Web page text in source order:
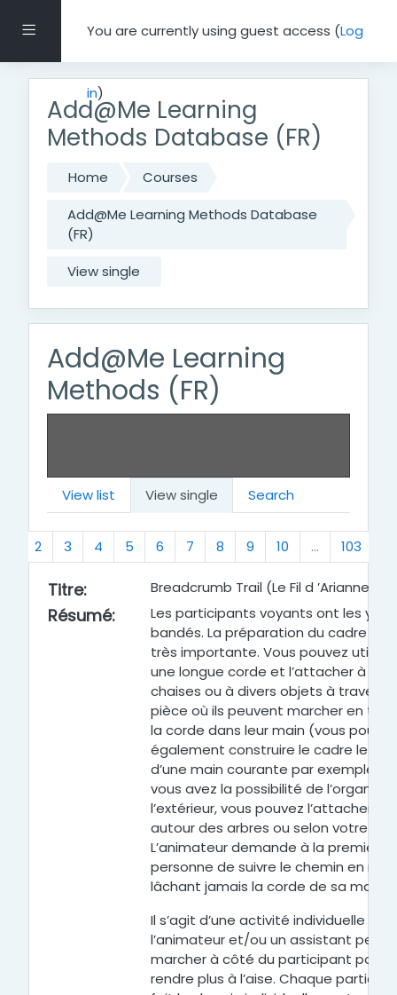
Side panelYou are currently using guest access (Log
in)
Add@Me Learning
Methods Database (FR)
Home
Courses
Add@Me Learning Methods Database
(FR)
View single
Add@Me Learning
Methods (FR)
View list View single Search
(current)
2 3 4 5 6 7 8 9 10 … 103
Titre: Breadcrumb Trail (Le Fil d ’Arianne)
Résumé:
Les participants voyants ont les yeux
bandés. La préparation du cadre est
très importante. Vous pouvez utiliser
une longue corde et l’attacher à des
chaises ou à divers objets à travers
pièce où ils peuvent marcher en
la corde dans leur main (vous pouvez
également construire le cadre le
d’une main courante par exemple).
vous avez la possibilité de
l’extérieur, vous pouvez l’attacher
autour des arbres ou selon votre
L’animateur demande à la première
personne de suivre le chemin en ne
lâchant jamais la corde de sa main.
Il s’agit d’une activité individuelle et
l’animateur et/ou un assistant
marcher à côté du participant pour
rendre plus à l’aise. Chaque